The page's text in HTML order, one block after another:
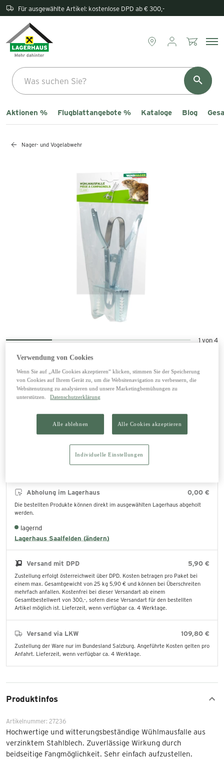
Rückgabe direkt im Lagerhaus
Aktionen % Flugblattangebote % Kataloge Blog
Nager- und Vogelabwehr
1 von 4
Wühlmaus Zangenfalle
In den Warenkorb legen
Abholung im Lagerhaus 0,00 €
Die bestellten Produkte können direkt im ausgewählten Lagerhaus abgeholt
werden.
lagernd
Lagerhaus Saalfelden (ändern)
Versand mit DPD 5,90 €
Zustellung erfolgt österreichweit über DPD. Kosten betragen pro Paket bei
einem max. Gesamtgewicht von 25 kg 5,90 € und können bei Überschreiten
mehrfach anfallen. Kostenfrei bei dieser Versandart ab einem
Gesamtbestellwert von 300,-, sofern diese Versandart für den bestellten
Artikel möglich ist. Lieferzeit, wenn verfügbar ca. 4 Werktage.
Versand via LKW 109,80 €
Zustellung der Ware nur im Bundesland Salzburg. Angeführte Kosten gelten pro
Anfahrt. Lieferzeit, wenn verfügbar ca. 4 Werktage.
Produktinfos
Artikelnummer: 27236
Hochwertige und witterungsbeständige Wühlmausfalle aus
verzinktem Stahlblech. Zuverlässige Wirkung durch
beidseitige Fangmöglichkeit. Sehr einfach aufzustellen.
Verwendung von Cookies
Wenn Sie auf „Alle Cookies akzeptieren“ klicken, stimmen Sie der Speicherung
von Cookies auf Ihrem Gerät zu, um die Websitenavigation zu verbessern, die
Websitenutzung zu analysieren und unsere Marketingbemühungen zu
unterstützen.
Datenschutzerklärung
Alle ablehnen Alle Cookies akzeptieren
Individuelle Einstellungen